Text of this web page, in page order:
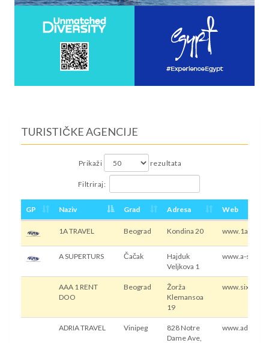
TURISTIČKE AGENCIJE
Prikaži rezultata
Filtriraj:
GP Naziv Grad Adresa Web
1A TRAVEL Beograd Kondina 20
A SUPERTURS Čačak
Hajduk
Veljkova 1
www.a-
AAA 1 RENT
DOO
Beograd
Žorža
Klemansoa
19
www.sixt.rs
ADRIA TRAVEL Vinipeg
828 Notre
Dame Ave,